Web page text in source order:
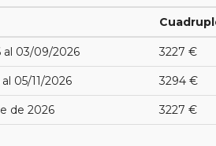
03/09/2026 3227 €
05/11/2026 3294 €
de 2026 3227 €